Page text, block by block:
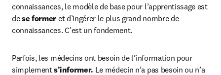
connaissances, le modèle de base pour l’apprentissage est
de se former et d’ingérer le plus grand nombre de
connaissances. C’est un fondement.
Parfois, les médecins ont besoin de l’information pour
simplement s’informer. Le médecin n’a pas besoin ou n’a